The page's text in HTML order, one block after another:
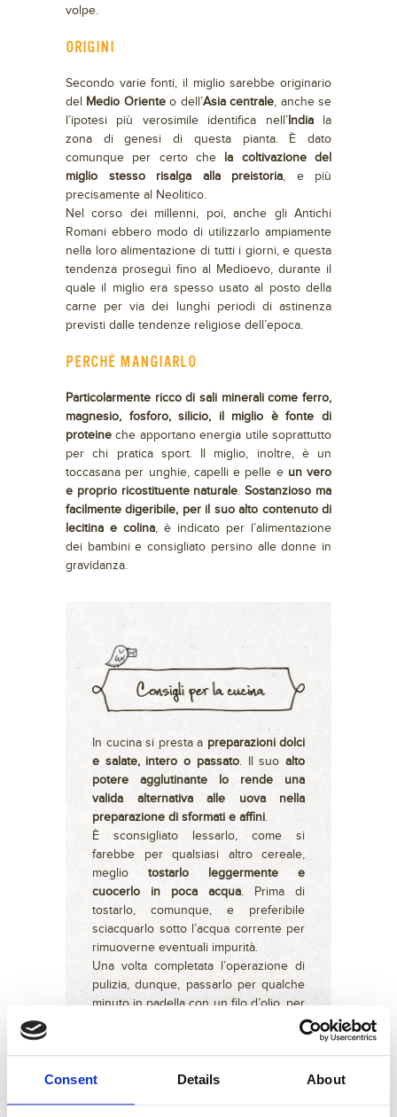
Consent Details About
volpe.
ORIGINI
Secondo varie fonti, il miglio sarebbe originario
del Medio Orienteo dell’Asia centrale, anche se
l’ipotesi più verosimile identifica nell’Indiala
zona di genesi di questa pianta. È dato
comunque per certo che
la coltivazione del
miglio stesso risalga alla preistoria, e più
precisamente al Neolitico.
Nel corso dei millenni, poi, anche gli Antichi
Romani ebbero modo di utilizzarlo ampiamente
nella loro alimentazione di tutti i giorni, e questa
tendenza proseguì fino al Medioevo, durante il
quale il miglio era spesso usato al posto della
carne per via dei lunghi periodi di astinenza
previsti dalle tendenze religiose dell’epoca.
PERCHÈ MANGIARLO
Particolarmente ricco di sali minerali come ferro,
magnesio, fosforo, silicio, il miglio è fonte di
proteine che apportano energia utile soprattutto
per chi pratica sport. Il miglio, inoltre, è un
toccasana per unghie, capelli e pelle e un vero
e proprio ricostituente naturale.Sostanzioso ma
facilmente digeribile, per il suo alto contenuto di
lecitina e colina, è indicato per l’alimentazione
dei bambini e consigliato persino alle donne in
gravidanza.
In cucina si presta a preparazioni dolci
e salate, intero o passato. Il suoalto
potere agglutinante lo rende una
valida alternativa alle uova nella
preparazione di sformati e affini.
È sconsigliato lessarlo, come si
farebbe per qualsiasi altro cereale,
meglio tostarlo leggermente e
cuocerlo in poca acqua. Prima di
tostarlo, comunque, e preferibile
sciacquarlo sotto l’acqua corrente per
rimuoverne eventuali impurità.
Una volta completata l’operazione di
pulizia, dunque, passarlo per qualche
minuto in padella con un filo d’olio, per
sapore quasi nocciolato,
farlo attaccare al fondo.
La cottura più indicata è in acqua